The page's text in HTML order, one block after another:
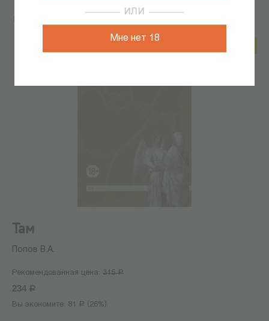
ИЛИ
Мне нет 18
Там
Попов В.А.
Рекомендованная цена: 315 Р
234 Р
Вы экономите: 81 Р (26%)